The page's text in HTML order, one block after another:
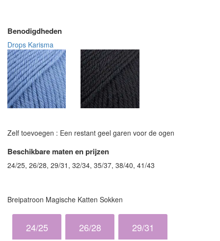
Benodigdheden
Drops Karisma
Zelf toevoegen : Een restant geel garen voor de ogen
Beschikbare maten en prijzen
24/25, 26/28, 29/31, 32/34, 35/37, 38/40, 41/43
Breipatroon Magische Katten Sokken
24/25 26/28 29/31